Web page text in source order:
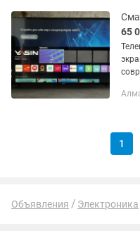
65
1
Объявления Электроника